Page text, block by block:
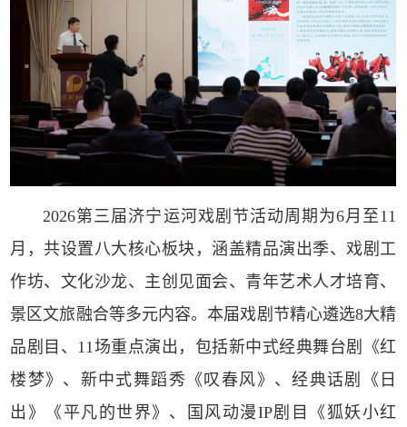
2026第三届济宁运河戏剧节活动周期为6月至11
月，共设置八大核心板块，涵盖精品演出季、戏剧工
作坊、文化沙龙、主创见面会、青年艺术人才培育、
景区文旅融合等多元内容。本届戏剧节精心遴选8大精
品剧目、11场重点演出，包括新中式经典舞台剧《红
楼梦》、新中式舞蹈秀《叹春风》、经典话剧《日
出》《平凡的世界》、国风动漫IP剧目《狐妖小红